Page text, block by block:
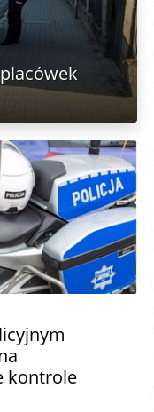
kontrole